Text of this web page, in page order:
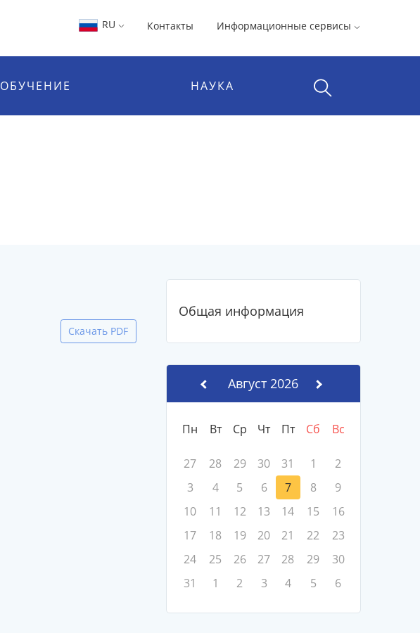
RU Контакты Информационные сервисы
ОБУЧЕНИЕ НАУКА
Скачать PDF
Общая информация
Август 2026
Пн Вт Ср Чт Пт Сб Вс
27 28 29 30 31 1
2
3
4 5 6 7 8
9
10
11 12 13 14 15
16
17
18 19 20 21 22
23
24
25 26 27 28 29
30
31
1 2 3 4 5 6